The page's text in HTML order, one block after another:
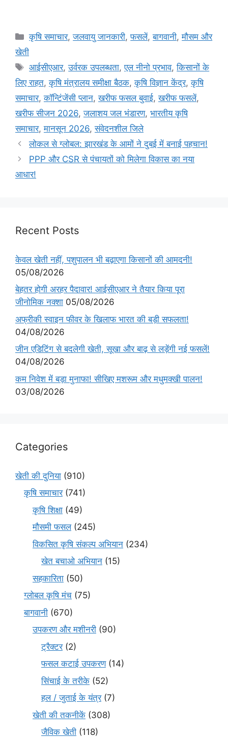
कृषि समाचार,जलवायु जानकारी,फसलें,बागवानी,मौसम और
खेती
आईसीएआर,उर्वरक उपलब्धता,एल नीनो प्रभाव,किसानों के
लिए राहत,कृषि मंत्रालय समीक्षा बैठक,कृषि विज्ञान केंद्र,कृषि
समाचार,कॉन्टिंजेंसी प्लान,खरीफ फसल बुवाई,खरीफ फसलें,
खरीफ सीजन 2026,जलाशय जल भंडारण, भारतीय कृषि
समाचार,मानसून 2026,संवेदनशील जिले
लोकल से ग्लोबल: झारखंड के आमों ने दुबई में बनाई पहचान!
PPP और CSR से पंचायतों को मिलेगा विकास का नया
आधार!
Recent Posts
केवल खेती नहीं, पशुपालन भी बढ़ाएगा किसानों की आमदनी!
05/08/2026
बेहतर होगी अरहर पैदावार! आईसीएआर ने तैयार किया पूरा
जीनोमिक नक्शा 05/08/2026
अफ्रीकी स्वाइन फीवर के खिलाफ भारत की बड़ी सफलता!
04/08/2026
जीन एडिटिंग से बदलेगी खेती, सूखा और बाढ़ से लड़ेंगी नई फसलें!
04/08/2026
कम निवेश में बड़ा मुनाफा! सीखिए मशरूम और मधुमक्खी पालन!
03/08/2026
Categories
खेती की दुनिया (910)
कृषि समाचार(741)
कृषि शिक्षा (49)
मौसमी फसल(245)
विकसित कृषि संकल्प अभियान (234)
खेत बचाओ अभियान (15)
सहकारिता (50)
ग्लोबल कृषि मंच (75)
बागवानी (670)
उपकरण और मशीनरी (90)
ट्रैक्टर(2)
फसल कटाई उपकरण(14)
सिंचाई के तरीके (52)
हल / जुताई के यंत्र(7)
खेती की तकनीकें (308)
जैविक खेती (118)